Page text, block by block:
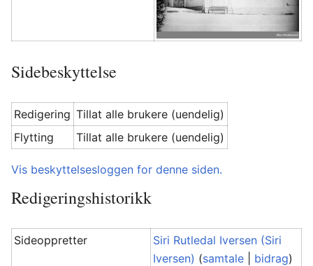
Sidebeskyttelse
Redigering Tillat alle brukere (uendelig)
Flytting
Tillat alle brukere (uendelig)
Vis beskyttelsesloggen for denne siden.
Redigeringshistorikk
Sideoppretter
Siri Rutledal Iversen (Siri
Iversen) (samtale bidrag)